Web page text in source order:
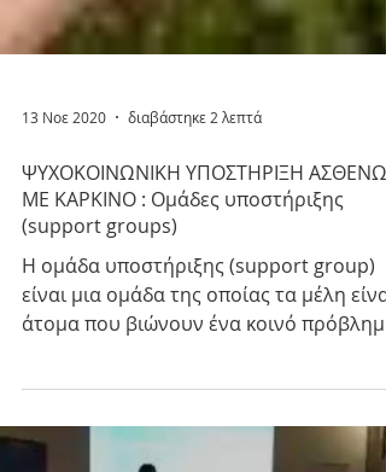
13 Νοε 2020 διαβάστηκε 2 λεπτά
ΨΥΧΟΚΟΙΝΩΝΙΚΗ ΥΠΟΣΤΗΡΙΞΗ
(support groups)
H ομάδα υποστήριξης (support group)
είναι μια ομάδα της οποίας τα μέλη είναι